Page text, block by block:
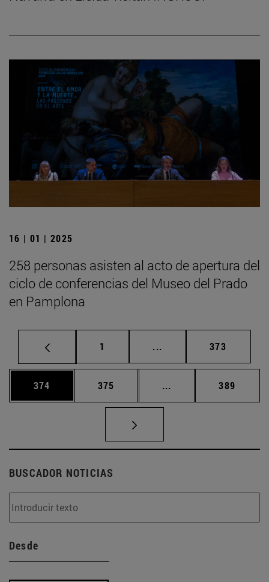
16 | 01 | 2025
258 personas asisten al acto de apertura del
ciclo de conferencias del Museo del Prado
en Pamplona
Página
1 ... Páginas intermedias
Página
373
Página
374 Página
375 ... Páginas intermedias
Página
389
BUSCADOR NOTICIAS
Desde